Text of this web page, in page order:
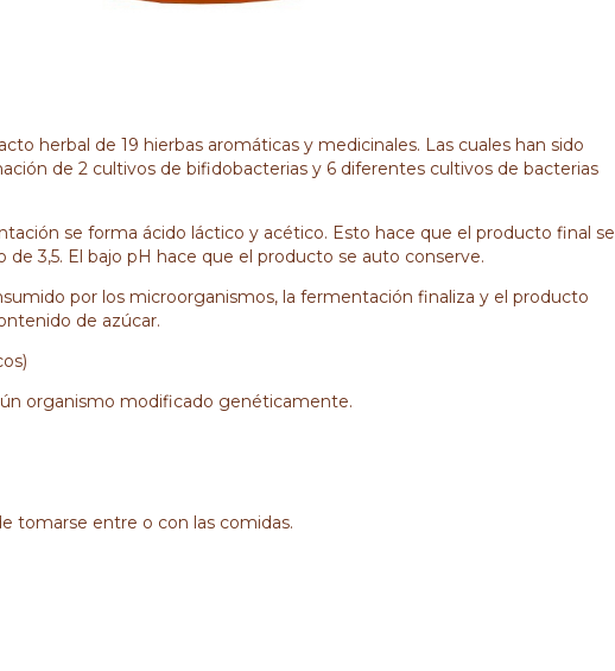
herbal de 19 hierbas aromáticas y medicinales. Las cuales han sido
de 2 cultivos de bifidobacterias y 6 diferentes cultivos de bacterias
se forma ácido láctico y acético. Esto hace que el producto final se
3,5. El bajo pH hace que el producto se auto conserve.
por los microorganismos, la fermentación finaliza y el producto
de azúcar.
organismo modificado genéticamente.
tomarse entre o con las comidas.